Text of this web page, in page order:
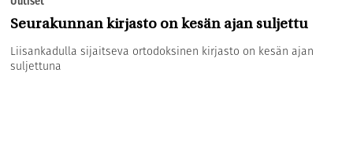
Seurakunnan kirjasto on kesän ajan suljettu
Liisankadulla sijaitseva ortodoksinen kirjasto on kesän ajan
suljettuna